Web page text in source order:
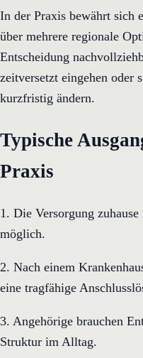
In der Praxis bewährt sich
über mehrere regionale
Entscheidung
zeitversetzt eingehen oder
kurzfristig ändern.
Typische
Praxis
1. Die Versorgung
möglich.
2. Nach einem
eine tragfähige
3. Angehörige brauchen
Struktur im Alltag.